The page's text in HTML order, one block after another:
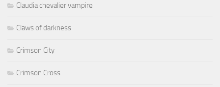
Claudia chevalier vampire
Claws of darkness
Crimson City
Crimson Cross